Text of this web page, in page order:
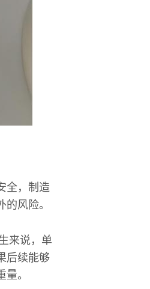
全，制造
风险。
来说，单
后续能够
。